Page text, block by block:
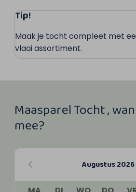
Tip!
Maak je tocht compleet met
vlaai assortiment.
Maasparel Tocht ,
mee?
Augustus 2026